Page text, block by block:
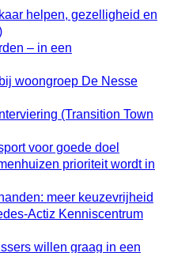
helpen, gezelligheid en
– in een
woongroep De Nesse
(Transition Town
voor goede doel
prioriteit wordt in
meer keuzevrijheid
Actiz Kenniscentrum
willen graag in een